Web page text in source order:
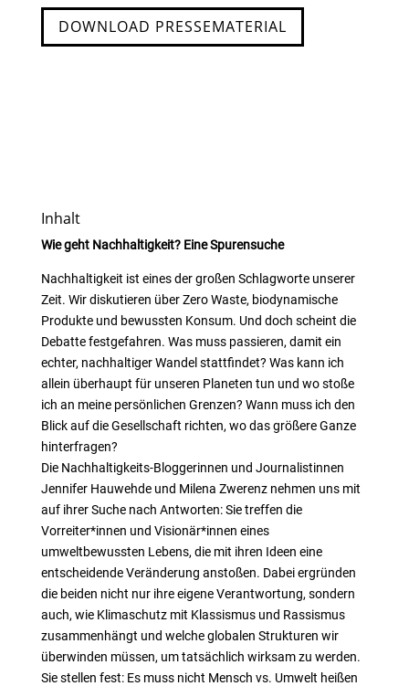
DOWNLOAD PRESSEMATERIAL
Inhalt
Wie geht Nachhaltigkeit? Eine Spurensuche
Nachhaltigkeit ist eines der großen Schlagworte unserer
Zeit. Wir diskutieren über Zero Waste, biodynamische
Produkte und bewussten Konsum. Und doch scheint die
Debatte festgefahren. Was muss passieren, damit ein
echter, nachhaltiger Wandel stattfindet? Was kann ich
allein überhaupt für unseren Planeten tun und wo stoße
ich an meine persönlichen Grenzen? Wann muss ich den
Blick auf die Gesellschaft richten, wo das größere Ganze
hinterfragen?
Die Nachhaltigkeits-Bloggerinnen und Journalistinnen
Jennifer Hauwehde und Milena Zwerenz nehmen uns mit
auf ihrer Suche nach Antworten: Sie treffen die
Vorreiter*innen und Visionär*innen eines
umweltbewussten Lebens, die mit ihren Ideen eine
entscheidende Veränderung anstoßen. Dabei ergründen
die beiden nicht nur ihre eigene Verantwortung, sondern
auch, wie Klimaschutz mit Klassismus und Rassismus
zusammenhängt und welche globalen Strukturen wir
überwinden müssen, um tatsächlich wirksam zu werden.
Sie stellen fest: Es muss nicht Mensch vs. Umwelt heißen